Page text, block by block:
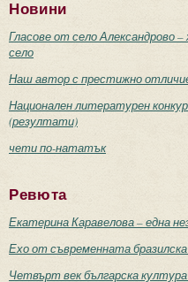
Новини
Гласове от село Александрово
село
Наш автор с престижно
Национален литературен
(резултати)
чети по-нататък
Ревюта
Екатерина Каравелова – една
Ехо от съвременната
Четвърт век българска